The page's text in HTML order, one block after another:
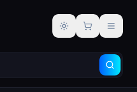
Alternar tema